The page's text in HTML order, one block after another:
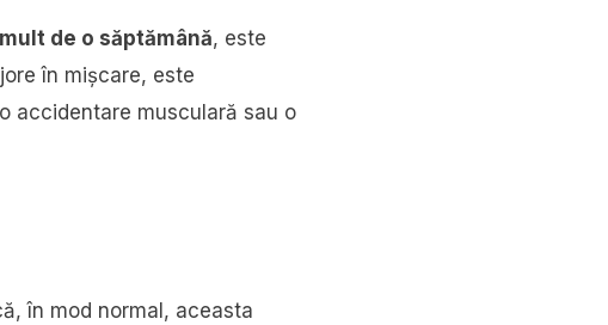
de o săptămână, este
în mișcare, este
accidentare musculară sau o
în mod normal, aceasta